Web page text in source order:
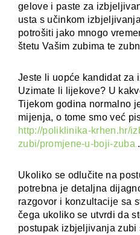
gelove i paste za
usta s učinkom
potrošiti jako mnogo
štetu Vašim zubima te
Jeste li uopće kandidat za
Uzimate li lijekove? U
Tijekom godina normalno
mijenja, o tome smo već
http://poliklinika-krhen.hr/
zubi/promjene-u-boji-zuba .
Ukoliko se odlučite na
potrebna je detaljna
razgovor i konzultacije sa
čega ukoliko se utvrdi da
postupak izbjeljivanja